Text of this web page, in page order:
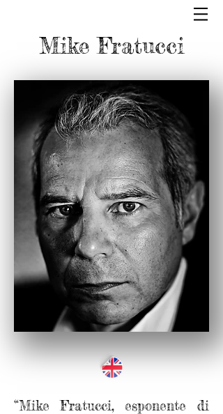
“Mike Fratucci, esponente di
Mike Fratucci